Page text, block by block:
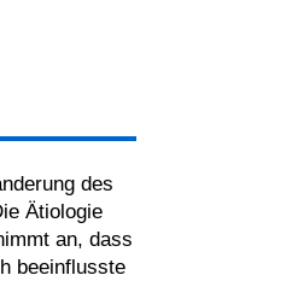
des
Ätiologie
an, dass
beeinflusste